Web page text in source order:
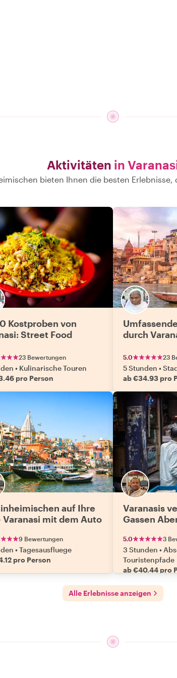
Aktivitäten in
bieten Ihnen die besten Erlebnisse,
Kostproben von
Street Food
23 Bewertungen
• Kulinarische Touren
pro Person
durch
5.0 23
5 Stunden •
ab €34.93 pro
auf Ihre
Varanasi mit dem Auto
9 Bewertungen
•Tagesausfluege
pro Person
Varanasis
Gassen
5.0 3
3 Stunden •
Touristenpfade
ab €40.44 pro
Alle Erlebnisse anzeigen